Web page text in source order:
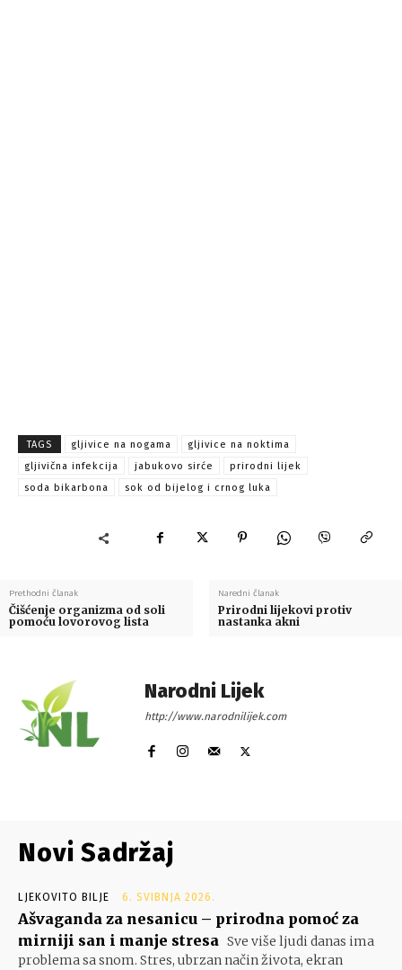
TAGS gljivice na nogama
gljivice na noktima
gljivična infekcija
jabukovo sirće
prirodni lijek
soda bikarbona
sok od bijelog i crnog luka
Prethodni članak
Čišćenje organizma od soli
pomoću lovorovog lista
Naredni članak
Prirodni lijekovi protiv
nastanka akni
Narodni Lijek
http://www.narodnilijek.com
Novi Sadržaj
LJEKOVITO BILJE 6. SVIBNJA 2026.
Ašvaganda za nesanicu – prirodna pomoć za
mirniji san i manje stresa Sve više ljudi danas ima
problema sa snom. Stres, ubrzan način života, ekran